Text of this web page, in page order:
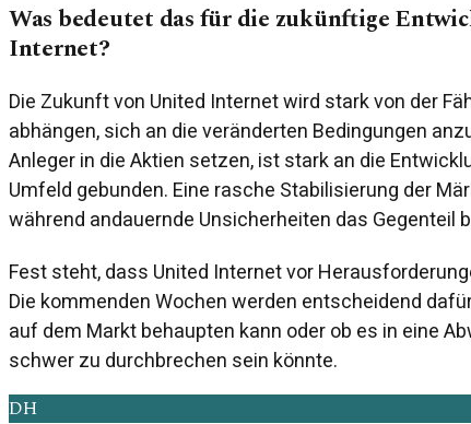
Was bedeutet das für die zukünftige
Internet?
Die Zukunft von United Internet wird stark von der
abhängen, sich an die veränderten Bedingungen
Anleger in die Aktien setzen, ist stark an die
Umfeld gebunden. Eine rasche Stabilisierung der
während andauernde Unsicherheiten das Gegenteil
Fest steht, dass United Internet vor
Die kommenden Wochen werden entscheidend
auf dem Markt behaupten kann oder ob es in eine
schwer zu durchbrechen sein könnte.
DH